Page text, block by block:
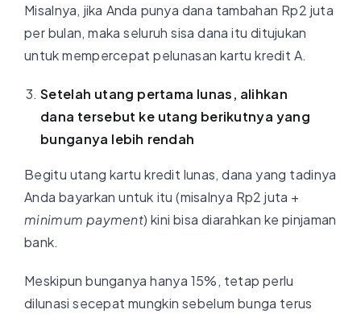
Misalnya, jika Anda punya dana tambahan Rp2 juta
per bulan, maka seluruh sisa dana itu ditujukan
untuk mempercepat pelunasan kartu kredit A.
Setelah utang pertama lunas, alihkan
dana tersebut ke utang berikutnya yang
bunganya lebih rendah
Begitu utang kartu kredit lunas, dana yang tadinya
Anda bayarkan untuk itu (misalnya Rp2 juta +
minimum payment) kini bisa diarahkan ke pinjaman
bank.
Meskipun bunganya hanya 15%, tetap perlu
dilunasi secepat mungkin sebelum bunga terus